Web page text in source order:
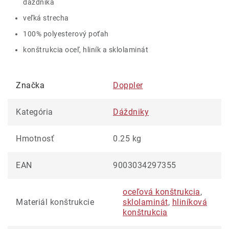
dáždnika
veľká strecha
100% polyesterový poťah
konštrukcia oceľ, hliník a sklolaminát
Značka Doppler
Kategória Dáždniky
Hmotnosť 0.25 kg
EAN 9003034297355
Materiál konštrukcie
oceľová konštrukcia,
sklolaminát, hliníková
konštrukcia